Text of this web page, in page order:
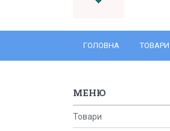
ГОЛОВНА ТОВАРИ
Товари